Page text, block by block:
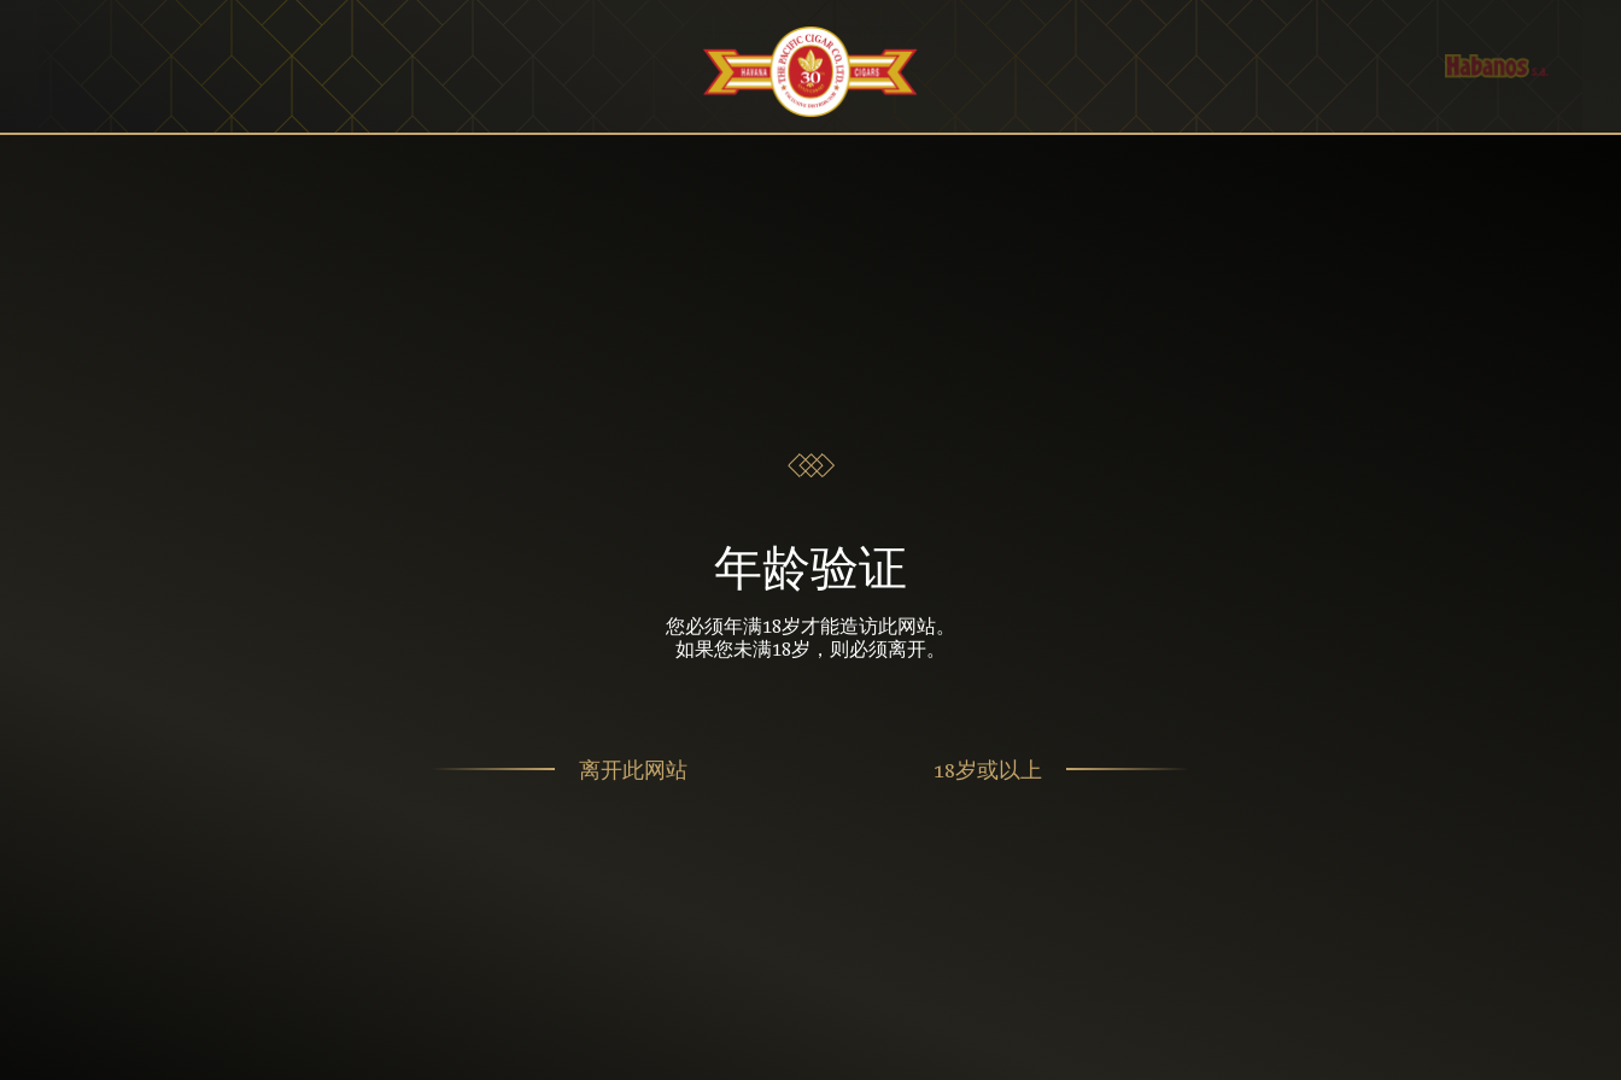
年龄验证
您必须年满18岁才能造访此网站。
如果您未满18岁，则必须离开。
离开此网站 18岁或以上